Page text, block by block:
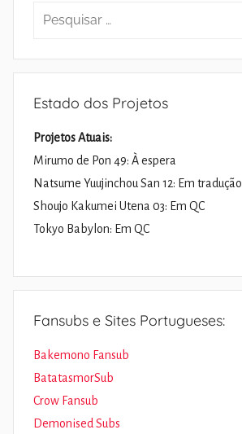
Pesquisar
Estado dos Projetos
Projetos Atuais:
Mirumo de Pon 49: À espera
Natsume Yuujinchou San 12: Em tradução
Shoujo Kakumei Utena 03: Em QC
Tokyo Babylon: Em QC
Fansubs e Sites Portugueses:
Bakemono Fansub
BatatasmorSub
Crow Fansub
Demonised Subs